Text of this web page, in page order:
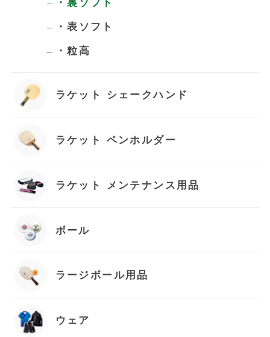
・裏ソフト
・表ソフト
・粒高
ラケット シェークハンド
ラケット ペンホルダー
ラケット メンテナンス用品
ボール
ラージボール用品
ウェア